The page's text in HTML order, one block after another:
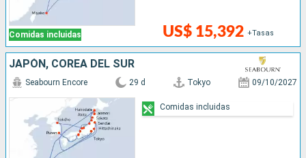
Comidas incluidas US$ 15,392 +Tasas
JAPÓN, COREA DEL SUR
Seabourn Encore 29 d Tokyo 09/10/2027
Comidas incluidas